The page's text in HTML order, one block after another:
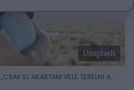
Unsplash
„CSAK EL AKARTAM VELE TERELNI A...